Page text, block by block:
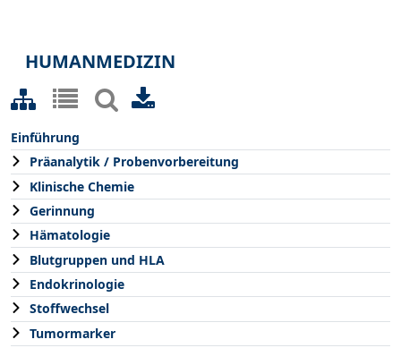
HUMANMEDIZIN
Einführung
Präanalytik / Probenvorbereitung
Klinische Chemie
Gerinnung
Hämatologie
Blutgruppen und HLA
Endokrinologie
Stoffwechsel
Tumormarker